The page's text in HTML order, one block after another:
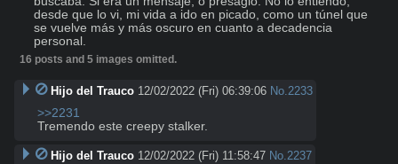
desde que lo vi, mi vida a ido en picado, como un túnel que
se vuelve más y más oscuro en cuanto a decadencia
personal.
16 posts and 5 images omitted.
Hijo del Trauco 12/02/2022 (Fri) 06:39:06 No.2233
>>2231
Tremendo este creepy stalker.
Hijo del Trauco 12/02/2022 (Fri) 11:58:47 No.2237